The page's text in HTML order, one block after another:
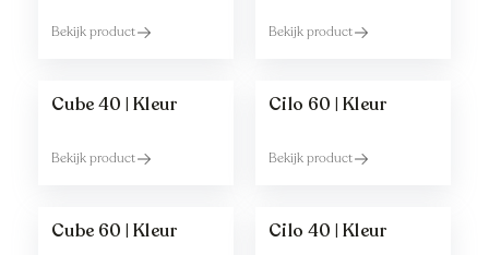
Bekijk product Bekijk product
Cube 40 | Kleur
Bekijk product
Cilo 60 | Kleur
Bekijk product
Cube 60 | Kleur Cilo 40 | Kleur